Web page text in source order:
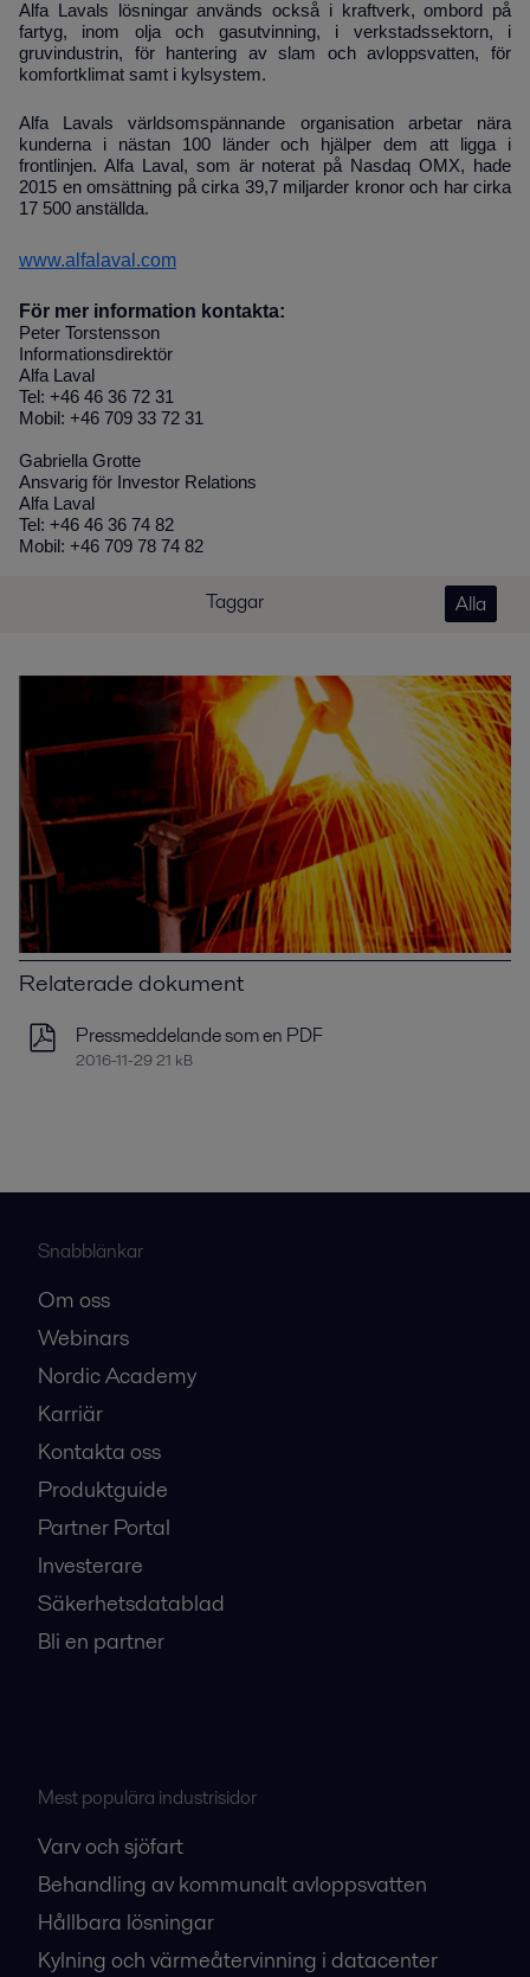
Alfa Lavals lösningar används också i kraftverk, ombord på
fartyg, inom olja och gasutvinning, i verkstadssektorn, i
gruvindustrin, för hantering av slam och avloppsvatten, för
komfortklimat samt i kylsystem.
Alfa Lavals världsomspännande organisation arbetar nära
kunderna i nästan 100 länder och hjälper dem att ligga i
frontlinjen. Alfa Laval, som är noterat på Nasdaq OMX, hade
2015 en omsättning på cirka 39,7 miljarder kronor och har cirka
17 500 anställda.
www.alfalaval.com
För mer information kontakta:
Peter Torstensson
Informationsdirektör
Alfa Laval
Tel: +46 46 36 72 31
Mobil: +46 709 33 72 31
Gabriella Grotte
Ansvarig för Investor Relations
Alfa Laval
Tel: +46 46 36 74 82
Mobil: +46 709 78 74 82
Taggar Alla
Relaterade dokument
Pressmeddelande som en PDF
2016-11-29 21 kB
Snabblänkar
Om oss
Webinars
Nordic Academy
Karriär
Kontakta oss
Produktguide
Partner Portal
Investerare
Säkerhetsdatablad
Bli en partner
Mest populära industrisidor
Varv och sjöfart
Behandling av kommunalt avloppsvatten
Hållbara lösningar
Kylning och värmeåtervinning i datacenter